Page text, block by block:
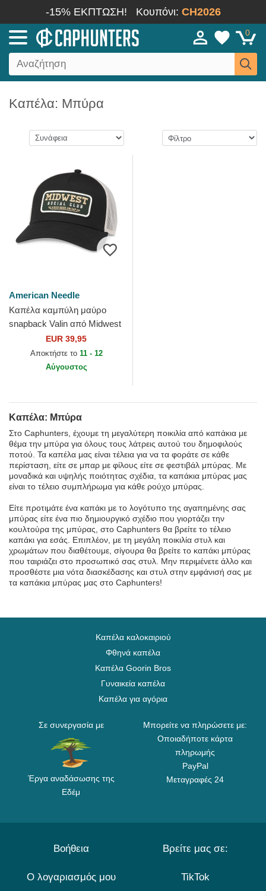
-15% ΕΚΠΤΩΣΗ! Κουπόνι: CH2026
0
Καπέλα: Μπύρα
American Needle
Καπέλα καμπύλη μαύρο
snapback Valin από Midwest
Social Club από American
Needle
EUR 39,95
Αποκτήστε το 11 - 12
Αύγουστος
Καπέλα: Μπύρα
Στο Caphunters, έχουμε τη μεγαλύτερη ποικιλία από καπάκια με
θέμα την μπύρα για όλους τους λάτρεις αυτού του δημοφιλούς
ποτού. Τα καπέλα μας είναι τέλεια για να τα φοράτε σε κάθε
περίσταση, είτε σε μπαρ με φίλους είτε σε φεστιβάλ μπύρας. Με
μοναδικά και υψηλής ποιότητας σχέδια, τα καπάκια μπύρας μας
είναι το τέλειο συμπλήρωμα για κάθε ρούχο μπύρας.
Είτε προτιμάτε ένα καπάκι με το λογότυπο της αγαπημένης σας
μπύρας είτε ένα πιο δημιουργικό σχέδιο που γιορτάζει την
κουλτούρα της μπύρας, στο Caphunters θα βρείτε το τέλειο
καπάκι για εσάς. Επιπλέον, με τη μεγάλη ποικιλία στυλ και
χρωμάτων που διαθέτουμε, σίγουρα θα βρείτε το καπάκι μπύρας
που ταιριάζει στο προσωπικό σας στυλ. Μην περιμένετε άλλο και
προσθέστε μια νότα διασκέδασης και στυλ στην εμφάνισή σας με
τα καπάκια μπύρας μας στο Caphunters!
Καπέλα καλοκαιριού
Φθηνά καπέλα
Καπέλα Goorin Bros
Γυναικεία καπέλα
Καπέλα για αγόρια
Σε συνεργασία με
Έργα αναδάσωσης της
Εδέμ
Μπορείτε να πληρώσετε με:
Οποιαδήποτε κάρτα
πληρωμής
PayPal
Μεταγραφές 24
Βοήθεια
Ο λογαριασμός μου
Βρείτε μας σε:
TikTok